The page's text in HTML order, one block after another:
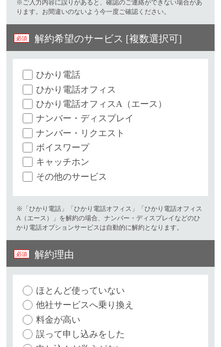
※ご入力内容に誤りがあると、確認のご連絡ができない場合があ
ります。お間違いのないよう今一度ご確認ください。
解約希望のサービス [複数選択可]
ひかり電話
ひかり電話オフィス
ひかり電話オフィスA（エース）
ナンバー・ディスプレイ
ナンバー・リクエスト
ボイスワープ
キャッチホン
その他のサービス
※「ひかり電話」「ひかり電話オフィス」「ひかり電話オフィス
A（エース）」を解約の場合、ナンバー・ディスプレイなどのひ
かり電話オプションサービスは自動的に解約となります。
解約理由
ほとんど使っていない
他社サービスへ乗り換え
料金が高い
誤って申し込みをした